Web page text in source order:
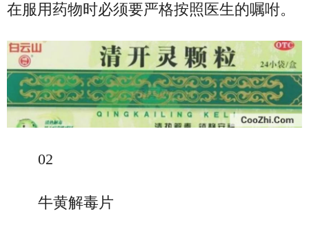
在服用药物时必须要严格按照医生的嘱咐。
02
牛黄解毒片